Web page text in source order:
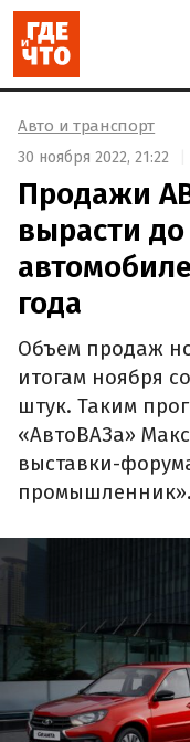
Авто и транспорт
30 ноября 2022, 21:22
Продажи
вырасти до
года
Объем продаж
итогам ноября
штук. Таким
«АвтоВАЗа»
выставки-
промышленник».